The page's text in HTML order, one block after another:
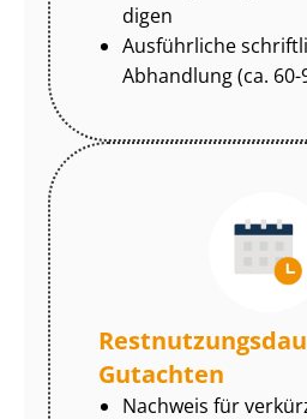
di­gen
Ausführliche
Abhandlung (ca. 60-
Gutachten
Nachweis für